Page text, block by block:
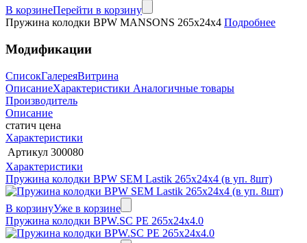
В корзинеПерейти в корзину
Пружина колодки BPW MANSONS 265x24x4 Подробнее
Модификации
СписокГалереяВитрина
ОписаниеХарактеристики Аналогичные товары
Производитель
Описание
статич цена
Характеристики
Артикул 300080
Характеристики
Пружина колодки BPW SEM Lastik 265x24x4 (в уп. 8шт)
В корзинуУже в корзине
Пружина колодки BPW.SC PE 265x24x4.0